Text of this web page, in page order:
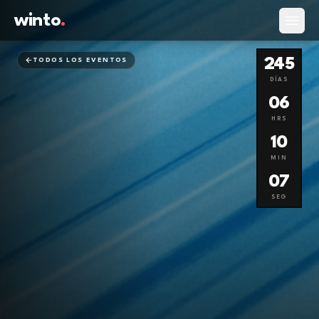
winto.
TODOS LOS EVENTOS 245
DÍAS
06
HRS
10
MIN
07
SEG